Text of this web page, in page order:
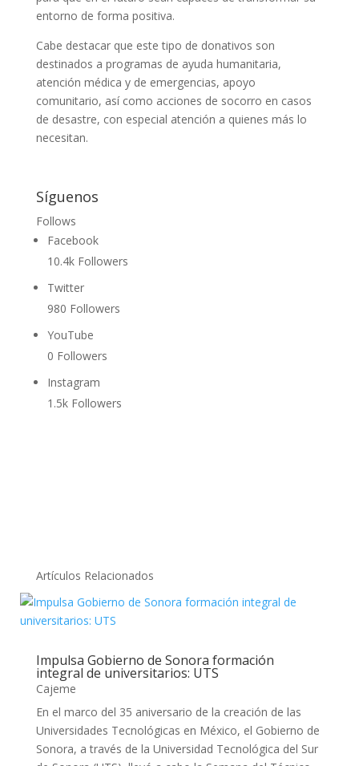
entorno de forma positiva.
Cabe destacar que este tipo de donativos son
destinados a programas de ayuda humanitaria,
atención médica y de emergencias, apoyo
comunitario, así como acciones de socorro en casos
de desastre, con especial atención a quienes más lo
necesitan.
Síguenos
Follows
Facebook
10.4k Followers
Twitter
980 Followers
YouTube
0 Followers
Instagram
1.5k Followers
Artículos Relacionados
Impulsa Gobierno de Sonora formación
integral de universitarios: UTS
Cajeme
En el marco del 35 aniversario de la creación de las
Universidades Tecnológicas en México, el Gobierno de
Sonora, a través de la Universidad Tecnológica del Sur